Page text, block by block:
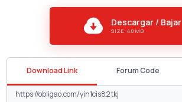
Descargar / Bajar
SIZE: 4.8 MB
Download Link Forum Code